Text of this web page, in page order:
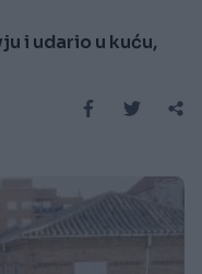
i udario u kuću,